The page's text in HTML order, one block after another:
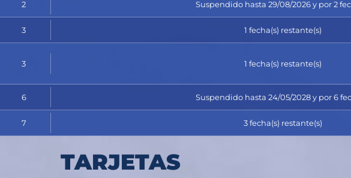
2 Suspendido hasta 29/08/2026 y por 2
3 1 fecha(s) restante(s)
3 1 fecha(s) restante(s)
6 Suspendido hasta 24/05/2028 y por 6
7 3 fecha(s) restante(s)
TARJETAS